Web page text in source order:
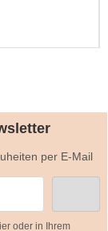
per E-Mail
oder in Ihrem